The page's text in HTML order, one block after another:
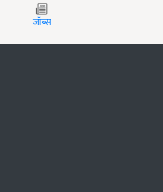
जॉब्स